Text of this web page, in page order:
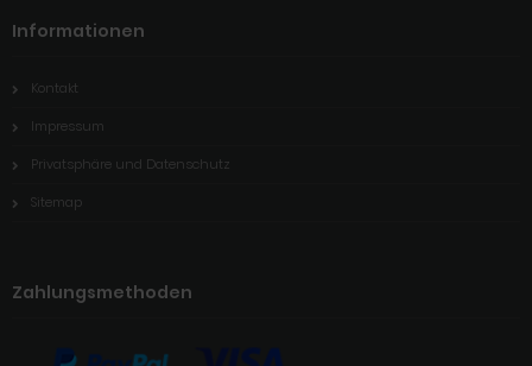
Informationen
Kontakt
Impressum
Privatsphäre und Datenschutz
Sitemap
Zahlungsmethoden